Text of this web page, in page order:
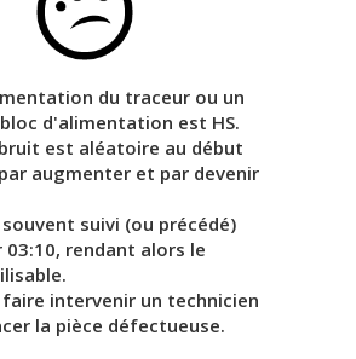
du traceur ou un
d'alimentation est HS.
est aléatoire au début
augmenter et par devenir
suivi (ou précédé)
03:10, rendant alors le
intervenir un technicien
la pièce défectueuse.